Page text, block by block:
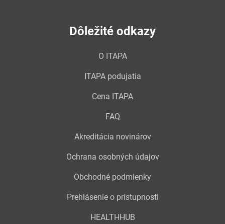
Dôležité odkazy
O ITAPA
ITAPA podujatia
Cena ITAPA
FAQ
Akreditácia novinárov
Ochrana osobných údajov
Obchodné podmienky
Prehlásenie o prístupnosti
HEALTHHUB